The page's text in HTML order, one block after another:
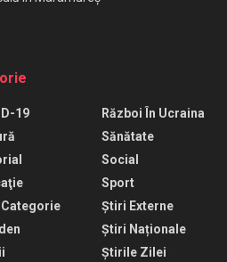
19
Categorie
Război În Ucraina
Sănătate
Social
Sport
Știri Externe
Știri Naționale
Știrile Zilei